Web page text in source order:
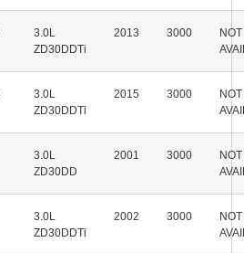
3.0L
ZD30DDTi
2013 3000
NOT
3.0L
ZD30DDTi
2015 3000
NOT
3.0L
ZD30DD
2001 3000
NOT
3.0L
ZD30DDTi
2002 3000
NOT